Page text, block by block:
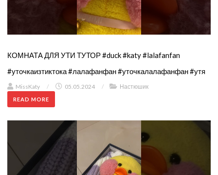
КОМНАТА ДЛЯ УТИ ТУТОР #duck #katy #lalafanfan
#уточкаизтиктока #лалафанфан #уточкалалафанфан #утя
MissKaty / 05.05.2024 / Настюшик
READ MORE